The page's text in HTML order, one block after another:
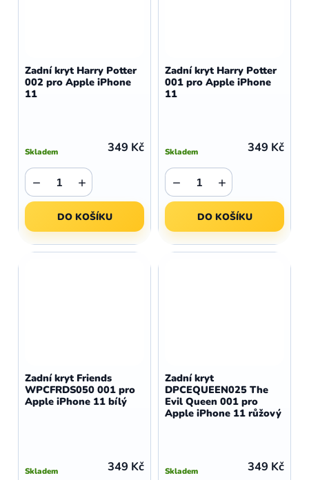
Zadní kryt Harry Potter
002 pro Apple iPhone
11
Skladem 349 Kč
+
−
DO KOŠÍKU
Zadní kryt Harry Potter
001 pro Apple iPhone
11
Skladem 349 Kč
+
−
DO KOŠÍKU
Zadní kryt Friends
WPCFRDS050 001 pro
Apple iPhone 11 bílý
Skladem 349 Kč
Zadní kryt
DPCEQUEEN025 The
Evil Queen 001 pro
Apple iPhone 11 růžový
Skladem 349 Kč